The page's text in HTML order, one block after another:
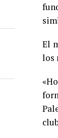
El
los